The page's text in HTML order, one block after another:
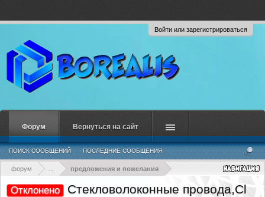
Войти или зарегистрироваться
форум предложения и пожелания
Отклонено
Стекловолоконные провода,Cl
Форум
ПОИСК СООБЩЕНИЙ ПОСЛЕДНИЕ СООБЩЕНИЯ
Вернуться на сайт